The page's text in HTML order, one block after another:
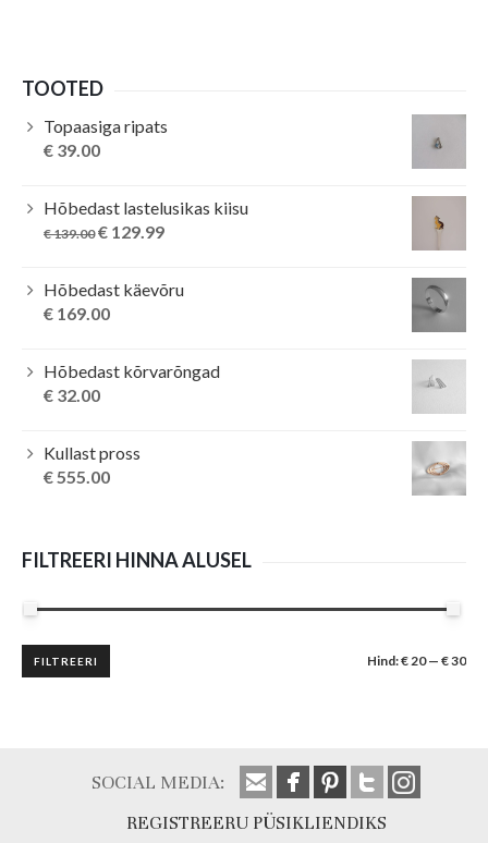
TOOTED
Topaasiga ripats
€ 39.00
Hõbedast lastelusikas kiisu
€139.00 Original
€ 139.00.
€ 129.99Current
€ 129.99.
Hõbedast käevõru
€ 169.00
Hõbedast kõrvarõngad
€ 32.00
Kullast pross
€ 555.00
FILTREERI HINNA ALUSEL
Minimaalne
hind
Maksimaalne
hind
FILTREERI Hind:€ 20— € 30
SOCIAL MEDIA:
REGISTREERU PÜSIKLIENDIKS